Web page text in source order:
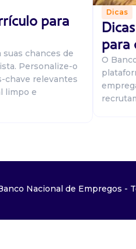
para
chances de
Personalize-o
chave relevantes
limpo e
Dicas
para
O
Nacional de Empregos -